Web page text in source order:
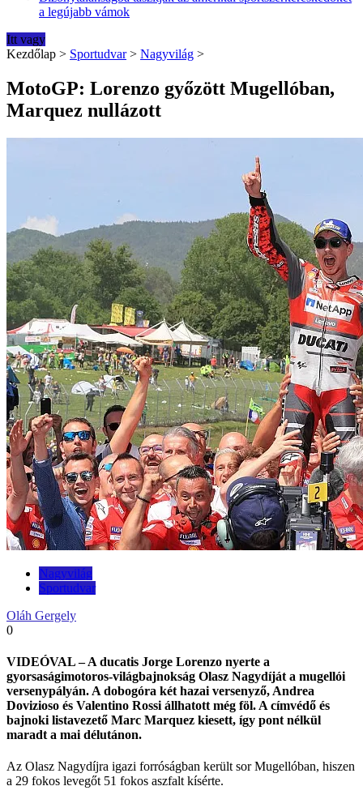
a legújabb vámok
Itt vagy
Kezdőlap > Sportudvar > Nagyvilág >
MotoGP: Lorenzo győzött Mugellóban,
Marquez nullázott
Nagyvilág
Sportudvar
Oláh Gergely
0
VIDEÓVAL – A ducatis Jorge Lorenzo nyerte a
gyorsaságimotoros-világbajnokság Olasz Nagydíját a mugellói
versenypályán. A dobogóra két hazai versenyző, Andrea
Dovizioso és Valentino Rossi állhatott még föl. A címvédő és
bajnoki listavezető Marc Marquez kiesett, így pont nélkül
maradt a mai délutánon.
Az Olasz Nagydíjra igazi forróságban került sor Mugellóban, hiszen
a 29 fokos levegőt 51 fokos aszfalt kísérte.